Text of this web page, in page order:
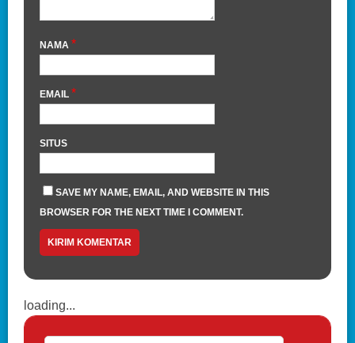
NAMA *
EMAIL *
SITUS
SAVE MY NAME, EMAIL, AND WEBSITE IN THIS
BROWSER FOR THE NEXT TIME I COMMENT.
loading...